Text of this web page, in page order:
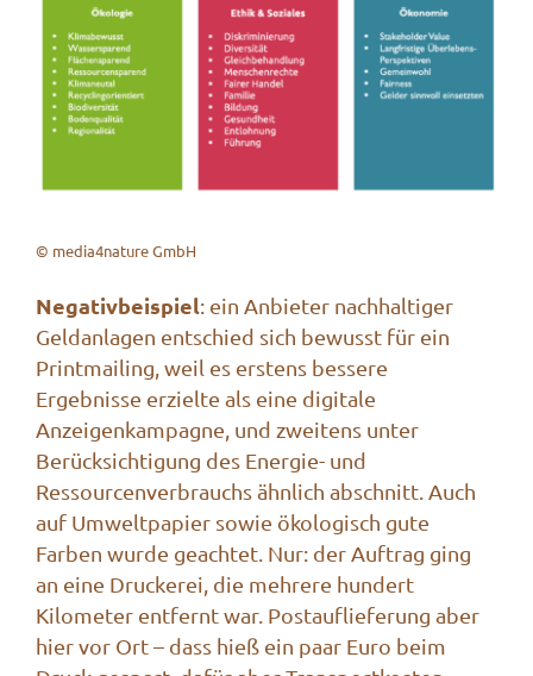
© media4nature GmbH
Negativbeispiel: ein Anbieter nachhaltiger
Geldanlagen entschied sich bewusst für ein
Printmailing, weil es erstens bessere
Ergebnisse erzielte als eine digitale
Anzeigenkampagne, und zweitens unter
Berücksichtigung des Energie- und
Ressourcenverbrauchs ähnlich abschnitt. Auch
auf Umweltpapier sowie ökologisch gute
Farben wurde geachtet. Nur: der Auftrag ging
an eine Druckerei, die mehrere hundert
Kilometer entfernt war. Postauflieferung aber
hier vor Ort – dass hieß ein paar Euro beim